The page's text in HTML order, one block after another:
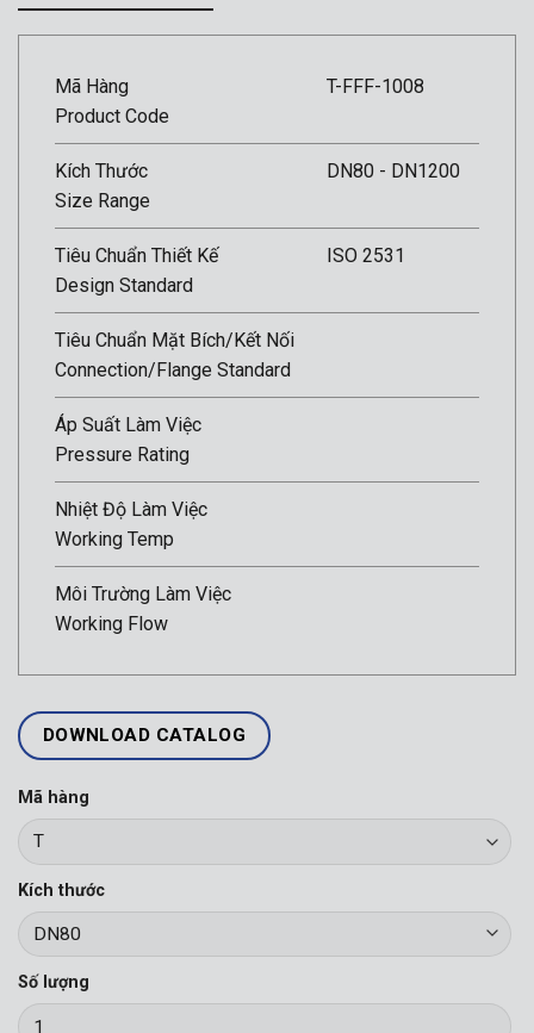
Mã Hàng
Product Code
T-FFF-1008
Kích Thước
Size Range
DN80 - DN1200
Tiêu Chuẩn Thiết Kế
Design Standard
ISO 2531
Tiêu Chuẩn Mặt Bích/Kết Nối
Connection/Flange Standard
Áp Suất Làm Việc
Pressure Rating
Nhiệt Độ Làm Việc
Working Temp
Môi Trường Làm Việc
Working Flow
DOWNLOAD CATALOG
Mã hàng
Kích thước
Số lượng